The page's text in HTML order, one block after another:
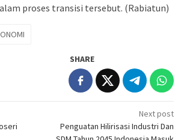
proses transisi tersebut. (Rabiatun)
SHARE
Next post
Penguatan Hilirisasi Industri Dan